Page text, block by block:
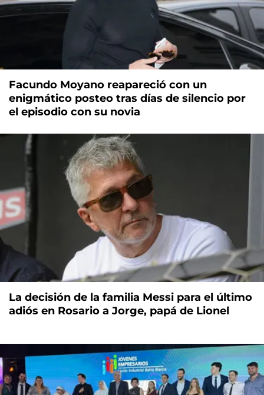
Facundo Moyano reapareció con un
enigmático posteo tras días de silencio por
el episodio con su novia
La decisión de la familia Messi para el último
adiós en Rosario a Jorge, papá de Lionel